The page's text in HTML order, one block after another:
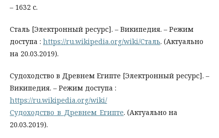
– 1632 с.
Сталь [Электронный ресурс]. – Википедия. – Режим
доступа : https://ru.wikipedia.org/wiki/Сталь. (Актуально
на 20.03.2019).
Судоходство в Древнем Египте [Электронный ресурс]. –
Википедия. – Режим доступа :
https://ru.wikipedia.org/wiki/
Судоходство_в_Древнем_Египте. (Актуально на
20.03.2019).